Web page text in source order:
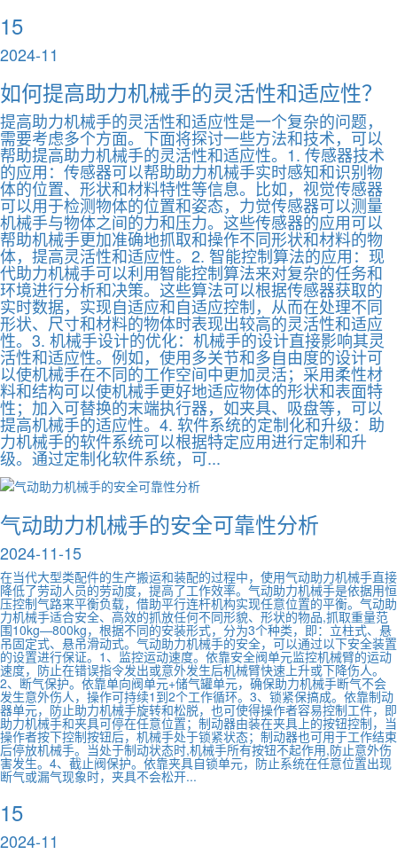
15
2024-11
如何提高助力机械手的灵活性和适应性？
提高助力机械手的灵活性和适应性是一个复杂的问题，
需要考虑多个方面。下面将探讨一些方法和技术，可以
帮助提高助力机械手的灵活性和适应性。1. 传感器技术
的应用：传感器可以帮助助力机械手实时感知和识别物
体的位置、形状和材料特性等信息。比如，视觉传感器
可以用于检测物体的位置和姿态，力觉传感器可以测量
机械手与物体之间的力和压力。这些传感器的应用可以
帮助机械手更加准确地抓取和操作不同形状和材料的物
体，提高灵活性和适应性。2. 智能控制算法的应用：现
代助力机械手可以利用智能控制算法来对复杂的任务和
环境进行分析和决策。这些算法可以根据传感器获取的
实时数据，实现自适应和自适应控制，从而在处理不同
形状、尺寸和材料的物体时表现出较高的灵活性和适应
性。3. 机械手设计的优化：机械手的设计直接影响其灵
活性和适应性。例如，使用多关节和多自由度的设计可
以使机械手在不同的工作空间中更加灵活；采用柔性材
料和结构可以使机械手更好地适应物体的形状和表面特
性；加入可替换的末端执行器，如夹具、吸盘等，可以
提高机械手的适应性。4. 软件系统的定制化和升级：助
力机械手的软件系统可以根据特定应用进行定制和升
级。通过定制化软件系统，可...
气动助力机械手的安全可靠性分析
2024-11-15
在当代大型类配件的生产搬运和装配的过程中，使用气动助力机械手直接
降低了劳动人员的劳动度，提高了工作效率。气动助力机械手是依据用恒
压控制气路来平衡负载，借助平行连杆机构实现任意位置的平衡。气动助
力机械手适合安全、高效的抓放任何不同形貌、形状的物品,抓取重量范
围10kg—800kg，根据不同的安装形式，分为3个种类，即：立柱式、悬
吊固定式、悬吊滑动式。气动助力机械手的安全，可以通过以下安全装置
的设置进行保证。1、监控运动速度。依靠安全阀单元监控机械臂的运动
速度，防止在错误指令发出或意外发生后机械臂快速上升或下降伤人。
2、断气保护。依靠单向阀单元+储气罐单元，确保助力机械手断气不会
发生意外伤人，操作可持续1到2个工作循环。3、锁紧保搞成。依靠制动
器单元，防止助力机械手旋转和松脱，也可使得操作者容易控制工件，即
助力机械手和夹具可停在任意位置；制动器由装在夹具上的按钮控制，当
操作者按下控制按钮后，机械手处于锁紧状态；制动器也可用于工作结束
后停放机械手。当处于制动状态时,机械手所有按钮不起作用,防止意外伤
害发生。4、截止阀保护。依靠夹具自锁单元，防止系统在任意位置出现
断气或漏气现象时，夹具不会松开...
15
2024-11